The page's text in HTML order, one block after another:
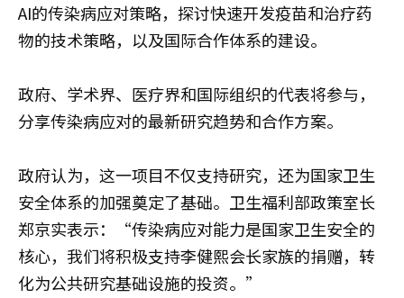
AI的传染病应对策略，探讨快速开发疫苗和治疗药
物的技术策略，以及国际合作体系的建设。
政府、学术界、医疗界和国际组织的代表将参与，
分享传染病应对的最新研究趋势和合作方案。
政府认为，这一项目不仅支持研究，还为国家卫生
安全体系的加强奠定了基础。卫生福利部政策室长
郑京实表示：“传染病应对能力是国家卫生安全的
核心，我们将积极支持李健熙会长家族的捐赠，转
化为公共研究基础设施的投资。”